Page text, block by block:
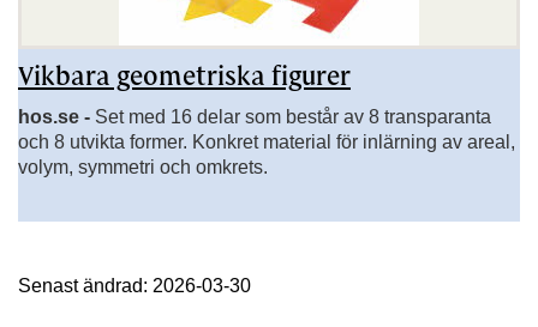
Vikbara geometriska figurer
hos.se - Set med 16 delar som består av 8 transparanta
och 8 utvikta former. Konkret material för inlärning av areal,
volym, symmetri och omkrets.
Senast ändrad: 2026-03-30